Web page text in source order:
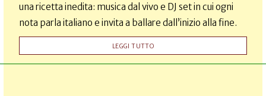
una ricetta inedita: musica dal vivo e DJ set in cui ogni
nota parla italiano e invita a ballare dall’inizio alla fine.
LEGGI TUTTO